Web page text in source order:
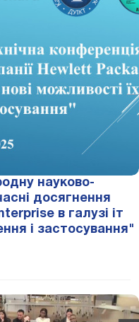
науково-
досягнення
в галузі іт
i застосування"